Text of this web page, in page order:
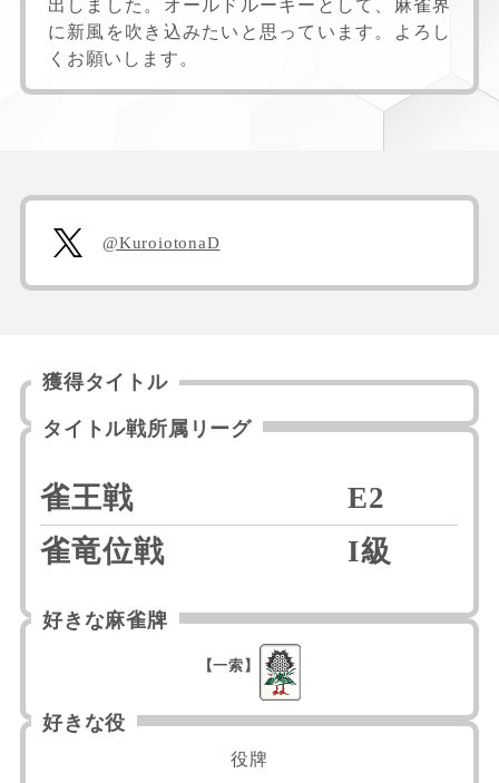
出しました。オールドルーキーとして、麻雀界
に新風を吹き込みたいと思っています。よろし
くお願いします。
@KuroiotonaD
獲得タイトル
タイトル戦所属リーグ
雀王戦
E2
雀竜位戦
I級
好きな麻雀牌
【一索】
好きな役
役牌